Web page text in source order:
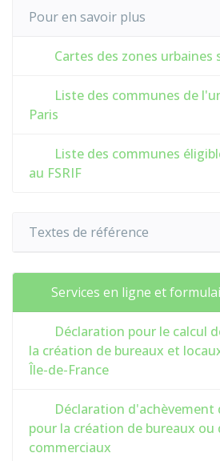
Pour en savoir plus
Cartes des zones urbaines
Liste des communes de
Paris
Liste des communes
au FSRIF
Textes de référence
Services en ligne et
Déclaration pour le calcul
la création de bureaux et
Île-de-France
Déclaration d'achèvement
pour la création de bureaux ou
commerciaux